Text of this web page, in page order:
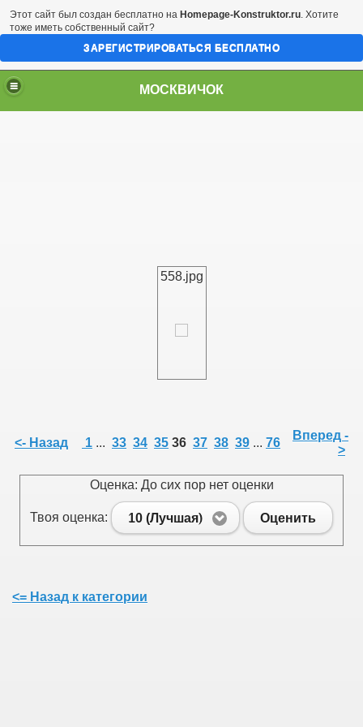
МОСКВИЧОК
558.jpg
<- Назад 1 ... 33 34 35 36 37 38 39 ... 76
Вперед -
>
Оценка: До сих пор нет оценки
Твоя оценка: 10 (Лучшая) Оценить
<= Назад к категории
Этот сайт был создан бесплатно на Homepage-Konstruktor.ru. Хотите
тоже иметь собственный сайт?
ЗАРЕГИСТРИРОВАТЬСЯ БЕСПЛАТНО